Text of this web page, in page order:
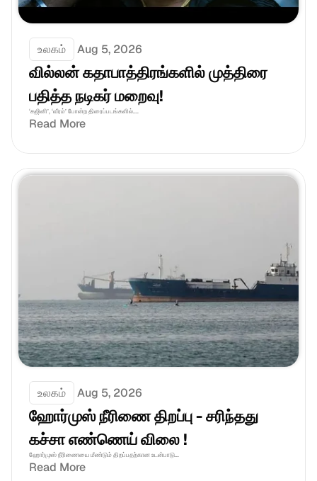
உலகம் Aug 5, 2026
வில்லன் கதாபாத்திரங்களில் முத்திரை
பதித்த நடிகர் மறைவு!
‘கஜினி’, ‘வீரம்’ போன்ற திரைப்படங்களில்....
Read More
உலகம் Aug 5, 2026
ஹோர்முஸ் நீரிணை திறப்பு - சரிந்தது
கச்சா எண்ணெய் விலை !
ஹோர்முஸ் நீரிணையை மீண்டும் திறப்பதற்கான உடன்பாடு...
Read More